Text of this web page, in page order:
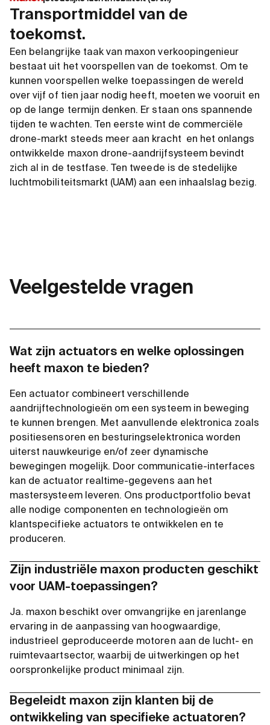
Transportmiddel van de
toekomst.
Een belangrijke taak van maxon verkoopingenieur
bestaat uit het voorspellen van de toekomst. Om te
kunnen voorspellen welke toepassingen de wereld
over vijf of tien jaar nodig heeft, moeten we vooruit en
op de lange termijn denken. Er staan ons spannende
tijden te wachten. Ten eerste wint de commerciële
drone-markt steeds meer aan kracht en het onlangs
ontwikkelde maxon drone-aandrijfsysteem bevindt
zich al in de testfase. Ten tweede is de stedelijke
luchtmobiliteitsmarkt (UAM) aan een inhaalslag bezig.
Veelgestelde vragen
Wat zijn actuators en welke oplossingen
heeft maxon te bieden?
Een actuator combineert verschillende
aandrijftechnologieën om een systeem in beweging
te kunnen brengen. Met aanvullende elektronica zoals
positiesensoren en besturingselektronica worden
uiterst nauwkeurige en/of zeer dynamische
bewegingen mogelijk. Door communicatie-interfaces
kan de actuator realtime-gegevens aan het
mastersysteem leveren. Ons productportfolio bevat
alle nodige componenten en technologieën om
klantspecifieke actuators te ontwikkelen en te
produceren.
Zijn industriële maxon producten geschikt
voor UAM-toepassingen?
Ja. maxon beschikt over omvangrijke en jarenlange
ervaring in de aanpassing van hoogwaardige,
industrieel geproduceerde motoren aan de lucht- en
ruimtevaartsector, waarbij de uitwerkingen op het
oorspronkelijke product minimaal zijn.
Begeleidt maxon zijn klanten bij de
ontwikkeling van specifieke actuatoren?